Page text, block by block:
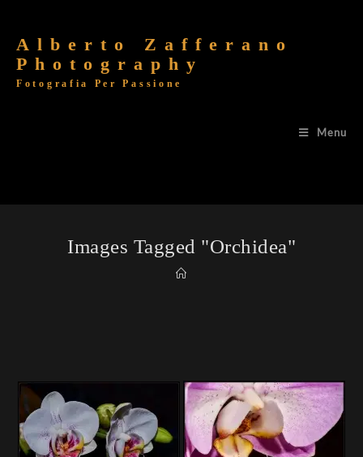
Alberto Zafferano
Photography
Fotografia Per Passione
Menu
Images Tagged "orchidea"